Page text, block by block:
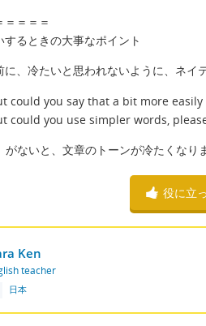
＝＝＝＝
するときの大事なポイント
に、冷たいと思われないように、ネイ
could you say that a bit more easily
could you use simpler words,
がないと、文章のトーンが冷たくなり
役に立
Ken
teacher
日本